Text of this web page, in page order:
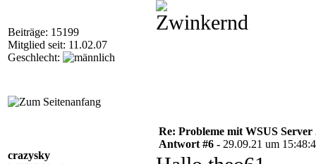
Beiträge: 15199
Mitglied seit: 11.02.07
Geschlecht:
crazysky
Re: Probleme mit WSUS Server
Antwort #6 - 29.09.21 um